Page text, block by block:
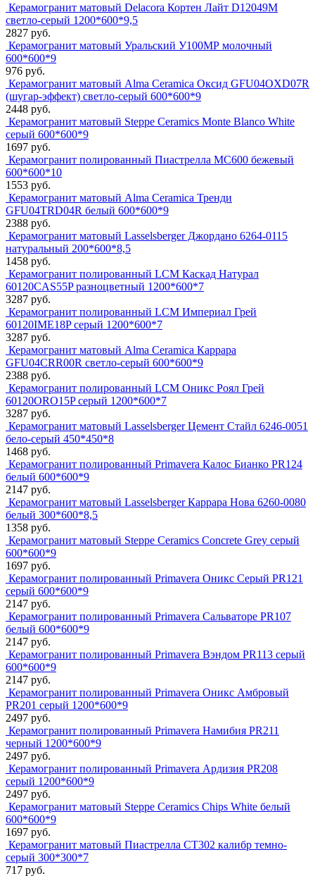
Керамогранит матовый Delacora Кортен Лайт D12049M
светло-серый 1200*600*9,5
2827 руб.
Керамогранит матовый Уральский У100МР молочный
600*600*9
976 руб.
Керамогранит матовый Alma Ceramica Оксид GFU04OXD07R
(шугар-эффект) светло-серый 600*600*9
2448 руб.
Керамогранит матовый Steppe Ceramics Monte Blanco White
серый 600*600*9
1697 руб.
Керамогранит полированный Пиастрелла МС600 бежевый
600*600*10
1553 руб.
Керамогранит матовый Alma Ceramica Тренди
GFU04TRD04R белый 600*600*9
2388 руб.
Керамогранит матовый Lasselsberger Джордано 6264-0115
натуральный 200*600*8,5
1458 руб.
Керамогранит полированный LCM Каскад Натурал
60120CAS55P разноцветный 1200*600*7
3287 руб.
Керамогранит полированный LCM Империал Грей
60120IME18P серый 1200*600*7
3287 руб.
Керамогранит матовый Alma Ceramica Каррара
GFU04CRR00R светло-серый 600*600*9
2388 руб.
Керамогранит полированный LCM Оникс Роял Грей
60120ORO15P серый 1200*600*7
3287 руб.
Керамогранит матовый Lasselsberger Цемент Стайл 6246-0051
бело-серый 450*450*8
1468 руб.
Керамогранит полированный Primavera Калос Бианко PR124
белый 600*600*9
2147 руб.
Керамогранит матовый Lasselsberger Каррара Нова 6260-0080
белый 300*600*8,5
1358 руб.
Керамогранит матовый Steppe Ceramics Concrete Grey серый
600*600*9
1697 руб.
Керамогранит полированный Primavera Оникс Серый PR121
серый 600*600*9
2147 руб.
Керамогранит полированный Primavera Сальваторе PR107
белый 600*600*9
2147 руб.
Керамогранит полированный Primavera Вэндом PR113 серый
600*600*9
2147 руб.
Керамогранит полированный Primavera Оникс Амбровый
PR201 серый 1200*600*9
2497 руб.
Керамогранит полированный Primavera Намибия PR211
черный 1200*600*9
2497 руб.
Керамогранит полированный Primavera Ардизия PR208
серый 1200*600*9
2497 руб.
Керамогранит матовый Steppe Ceramics Chips White белый
600*600*9
1697 руб.
Керамогранит матовый Пиастрелла СТ302 калибр темно-
серый 300*300*7
717 руб.